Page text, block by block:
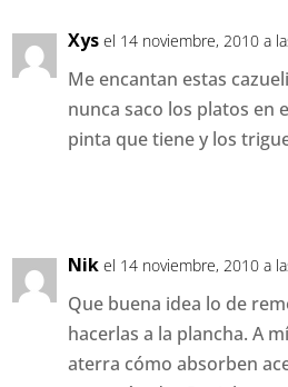
Xys el 14 noviembre, 2010 a
Me encantan estas
nunca saco los platos en
pinta que tiene y los
Nik el 14 noviembre, 2010 a
Que buena idea lo de
hacerlas a la plancha. A
aterra cómo absorben